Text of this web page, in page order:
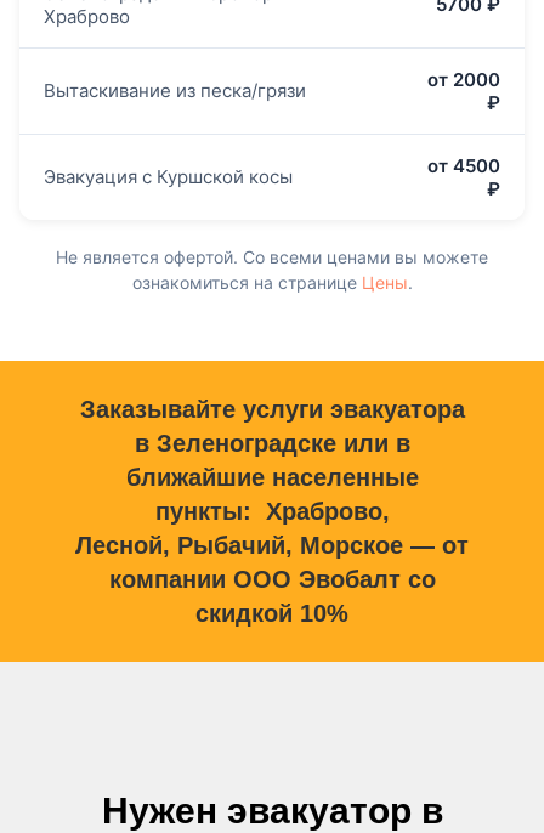
Храброво
Вытаскивание из песка/грязи
от 2000
₽
Эвакуация с Куршской косы
от 4500
₽
Не является офертой. Со всеми ценами вы можете
ознакомиться на странице Цены.
Заказывайте услуги эвакуатора
в Зеленоградске или в
ближайшие населенные
пункты: Храброво,
Лесной, Рыбачий, Морское — от
компании ООО Эвобалт со
скидкой 10%
Нужен эвакуатор в